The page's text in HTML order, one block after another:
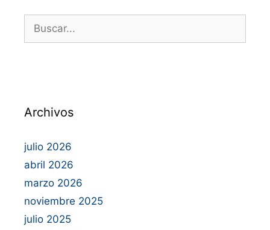
Archivos
julio 2026
abril 2026
marzo 2026
noviembre 2025
julio 2025